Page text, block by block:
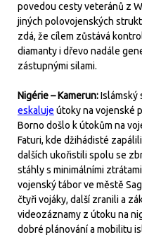
povedou cesty veteránů z
jiných polovojenských
zdá, že cílem zůstává
diamanty i dřevo nadále
zástupnými silami.
Nigérie – Kamerun:Islámský
eskaluje útoky na vojenské
Borno došlo k útokům na
Faturi, kde džihádisté
dalších ukořistili spolu se
stáhly s minimálními
vojenský tábor ve městě
čtyři vojáky, další zranili a
videozáznamy z útoku na
dobré plánování a mobilitu